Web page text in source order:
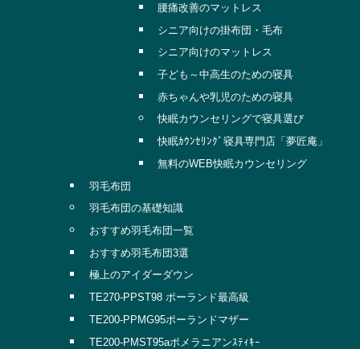
腰痛改善のマットレス
シニア向けの掛布団・毛布
シニア向けのマットレス
子ども～中高生のための寝具
赤ちゃんや乳児のための寝具
快眠カウンセリングで寝具選び
快眠ｶｳﾝｾﾘﾝｸﾞ寝具専門店「夢匠庵」
無料のWEB快眠カウンセリング
羽毛布団
羽毛布団の基礎知識
おすすめ羽毛布団一覧
おすすめ羽毛布団3選
極上のアイダーダウン
TE270-PPST98 ポーランド最高級
TE200-PPMG95ポーランドマザー
TE200-PMST95aポメラニアンｽﾃｨｷｰ